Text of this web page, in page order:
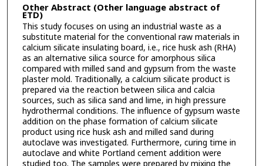
Other Abstract (Other language abstract of
ETD)
This study focuses on using an industrial waste as a
substitute material for the conventional raw materials in
calcium silicate insulating board, i.e., rice husk ash (RHA)
as an alternative silica source for amorphous silica
compared with milled sand and gypsum from the waste
plaster mold. Traditionally, a calcium silicate product is
prepared via the reaction between silica and calcia
sources, such as silica sand and lime, in high pressure
hydrothermal conditions. The influence of gypsum waste
addition on the phase formation of calcium silicate
product using rice husk ash and milled sand during
autoclave was investigated. Furthermore, curing time in
autoclave and white Portland cement addition were